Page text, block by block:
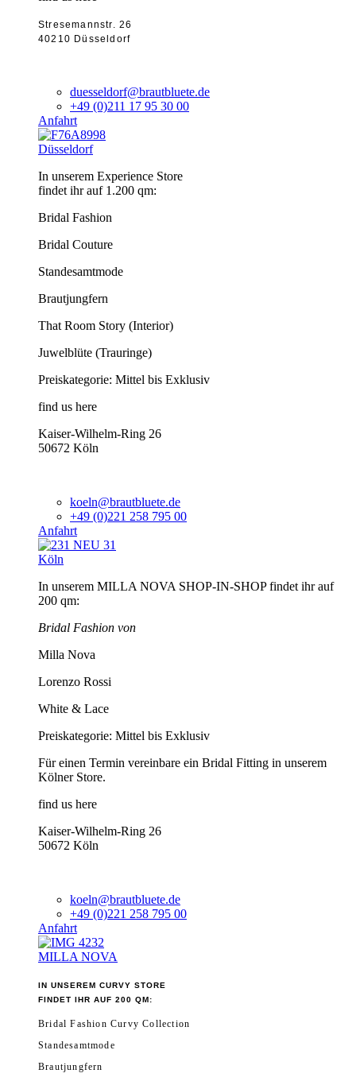
Stresemannstr. 26
40210 Düsseldorf
duesseldorf@brautbluete.de
+49 (0)211 17 95 30 00
Anfahrt
Düsseldorf
In unserem Experience Store
findet ihr auf 1.200 qm:
Bridal Fashion
Bridal Couture
Standesamtmode
Brautjungfern
That Room Story (Interior)
Juwelblüte (Trauringe)
Preiskategorie: Mittel bis Exklusiv
find us here
Kaiser-Wilhelm-Ring 26
50672 Köln
koeln@brautbluete.de
+49 (0)221 258 795 00
Anfahrt
Köln
In unserem MILLA NOVA SHOP-IN-SHOP findet ihr auf
200 qm:
Bridal Fashion von
Milla Nova
Lorenzo Rossi
White & Lace
Preiskategorie: Mittel bis Exklusiv
Für einen Termin vereinbare ein Bridal Fitting in unserem
Kölner Store.
find us here
Kaiser-Wilhelm-Ring 26
50672 Köln
koeln@brautbluete.de
+49 (0)221 258 795 00
Anfahrt
MILLA NOVA
IN UNSEREM CURVY STORE
FINDET IHR AUF 200 QM:
Bridal Fashion Curvy Collection
Standesamtmode
Brautjungfern